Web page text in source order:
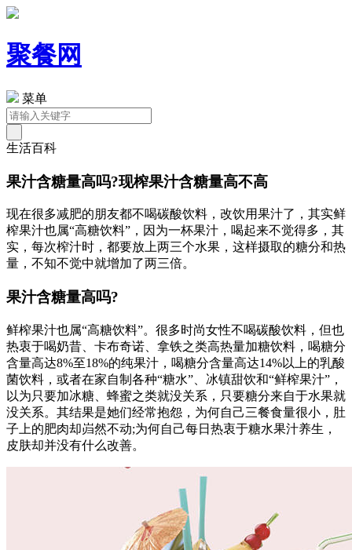
聚餐网
菜单
生活百科
果汁含糖量高吗?现榨果汁含糖量高不高
现在很多减肥的朋友都不喝碳酸饮料，改饮用果汁了，其实鲜
榨果汁也属“高糖饮料”，因为一杯果汁，喝起来不觉得多，其
实，每次榨汁时，都要放上两三个水果，这样摄取的糖分和热
量，不知不觉中就增加了两三倍。
果汁含糖量高吗?
鲜榨果汁也属“高糖饮料”。很多时尚女性不喝碳酸饮料，但也
热衷于喝奶昔、卡布奇诺、拿铁之类高热量加糖饮料，喝糖分
含量高达8%至18%的纯果汁，喝糖分含量高达14%以上的乳酸
菌饮料，或者在家自制各种“糖水”、冰镇甜饮和“鲜榨果汁”，
以为只要加冰糖、蜂蜜之类就没关系，只要糖分来自于水果就
没关系。其结果是她们经常抱怨，为何自己三餐食量很小，肚
子上的肥肉却岿然不动;为何自己每日热衷于糖水果汁养生，
皮肤却并没有什么改善。